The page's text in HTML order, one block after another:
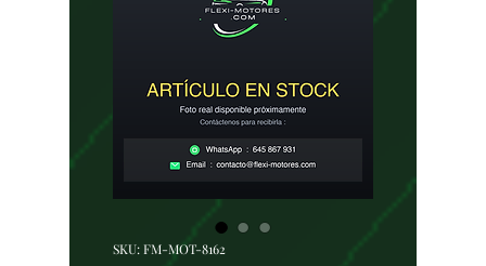
SKU: FM-MOT-8162